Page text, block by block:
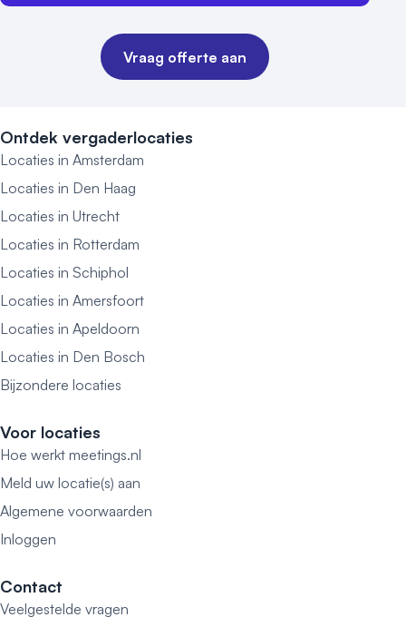
Vraag offerte aan
Ontdek vergaderlocaties
Locaties in Amsterdam
Locaties in Den Haag
Locaties in Utrecht
Locaties in Rotterdam
Locaties in Schiphol
Locaties in Amersfoort
Locaties in Apeldoorn
Locaties in Den Bosch
Bijzondere locaties
Voor locaties
Hoe werkt meetings.nl
Meld uw locatie(s) aan
Algemene voorwaarden
Inloggen
Contact
Veelgestelde vragen